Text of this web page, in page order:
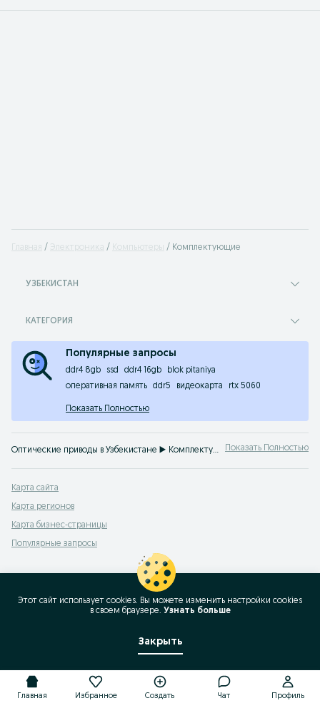
Главная Электроника Компьютеры Комплектующие
УЗБЕКИСТАН
КАТЕГОРИЯ
Популярные запросы
ddr4 8gb ssd ddr4 16gb
blok pitaniya
оперативная память
ddr5 видеокарта rtx 5060
Показать Полностью
Оптические приводы в Узбекистане ▶️ Комплектующие для компьютерной техники различных брендов ✅ Новые и б/у по доступной цене ✌Покупайте выгодно на OLX.uz! Показать Полностью
Карта сайта
Карта регионов
Карта бизнес-страницы
Популярные запросы
Главная Избранное Создать Чат Профиль
Этот сайт использует cookies. Вы можете изменить настройки cookies
в своeм браузере. Узнать больше
Закрыть